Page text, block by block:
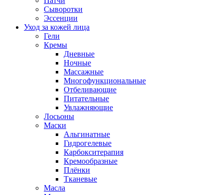
Сыворотки
Эссенции
Уход за кожей лица
Гели
Кремы
Дневные
Ночные
Массажные
Многофункциональные
Отбеливающие
Питательные
Увлажняющие
Лосьоны
Маски
Альгинатные
Гидрогелевые
Карбокситерапия
Кремообразные
Плёнки
Тканевые
Масла